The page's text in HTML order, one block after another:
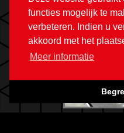
functies mogelijk te
verbeteren. Indien u
akkoord met het
Meer informatie